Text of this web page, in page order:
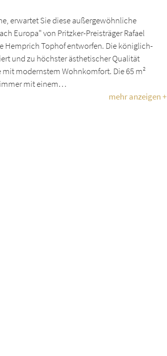
erwartet Sie diese außergewöhnliche
Europa" von Pritzker-Preisträger Rafael
Hemprich Tophof entworfen. Die königlich-
und zu höchster ästhetischer Qualität
modernstem Wohnkomfort. Die 65 m²
mit einem…
mehr anzeigen +